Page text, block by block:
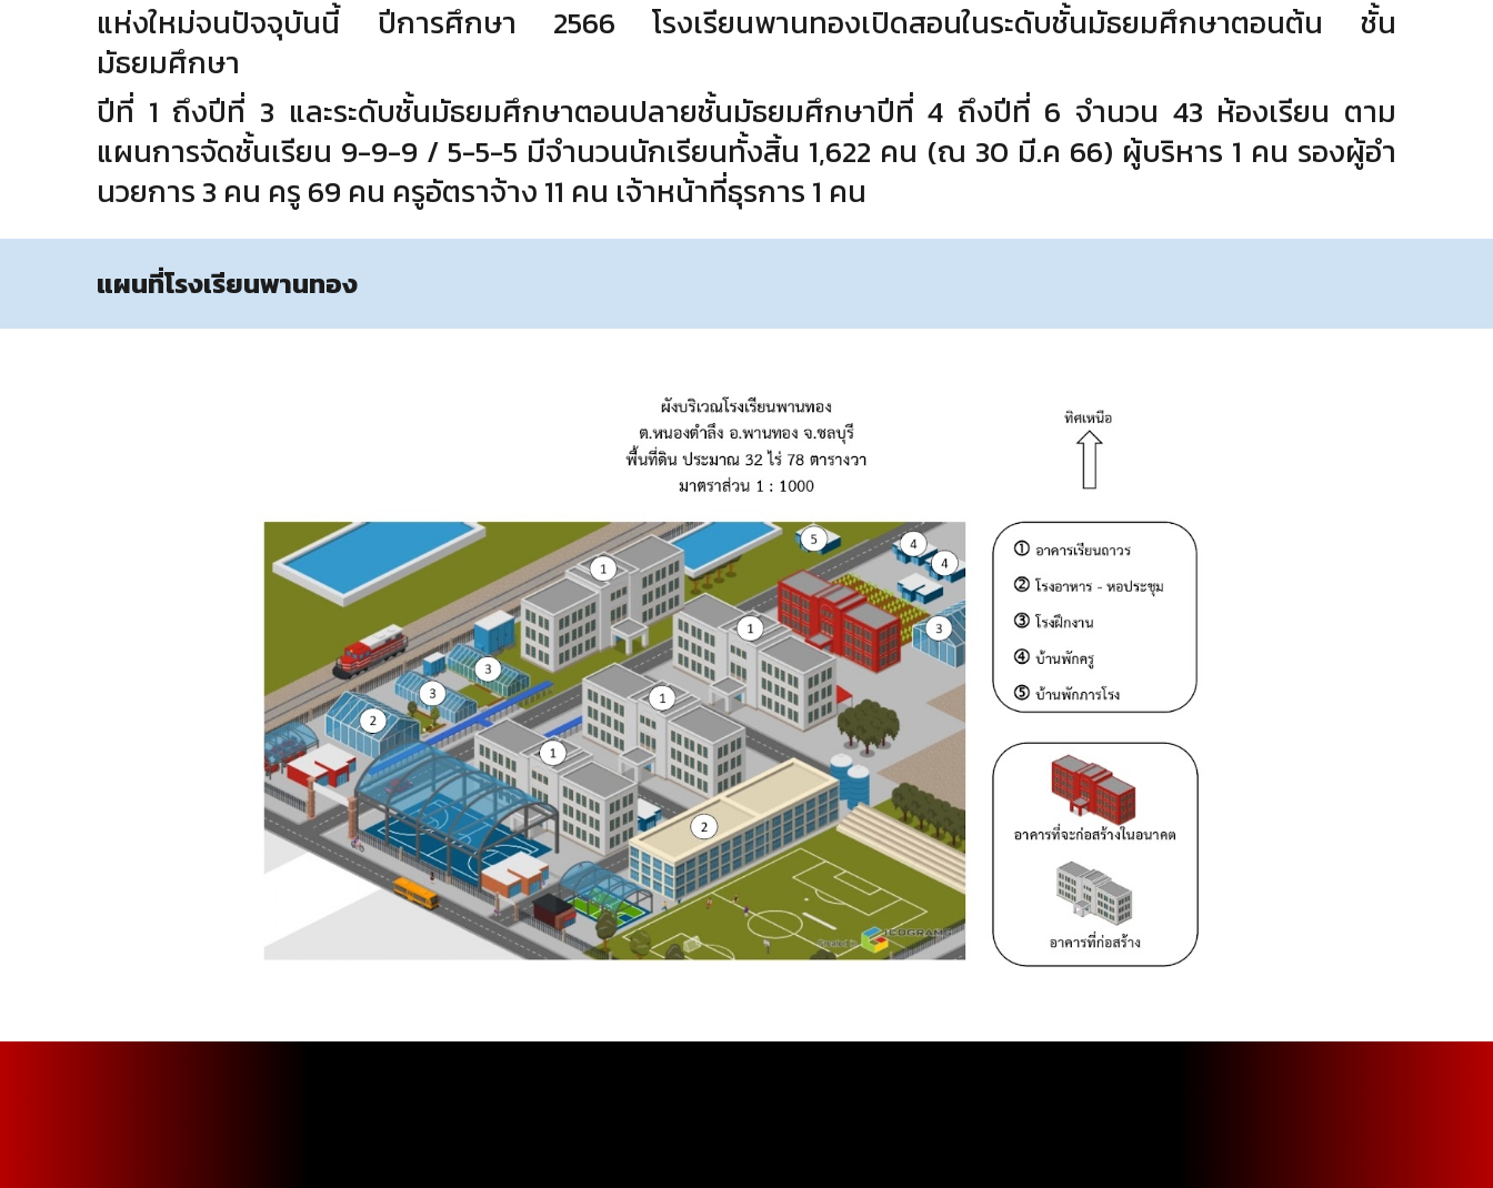
แห่งใหม่จนปัจจุบันนี้
ปีการศึกษา 2566 โรงเรียนพานทองเปิดสอนในระดับชั้นมัธยมศึกษาตอนต้น ชั้น
มัธยมศึกษา
ปีที่ 1 ถึงปีที่ 3 และระดับชั้นมัธยมศึกษาตอนปลายชั้นมัธยมศึกษาปีที่ 4 ถึงปีที่ 6 จํานวน 43 ห้องเรียน ตาม
แผนการจัดชั้นเรียน 9-9-9 / 5-5-5 มีจํานวนนักเรียนทั้งสิ้น 1,622 คน (ณ 30 มี.ค 66) ผู้บริหาร 1 คน รองผู้อํา
นวยการ 3 คน ครู 69 คน ครูอัตราจ้าง 11 คน เจ้าหน้าที่ธุรการ 1 คน
แผนที่โรงเรียนพานทอง